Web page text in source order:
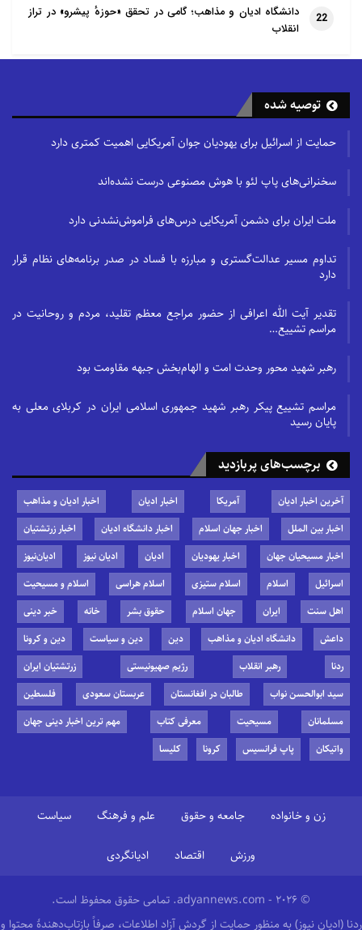
22
دانشگاه ادیان و مذاهب؛ گامی در تحقق «حوزهٔ پیشرو» در تراز
انقلاب
توصیه شده
حمایت از اسرائیل برای یهودیان جوان آمریکایی اهمیت کمتری دارد
سخنرانی‌های پاپ لئو با هوش مصنوعی درست نشده‌اند
ملت ایران برای دشمن آمریکایی درس‌های فراموش‌نشدنی دارد
تداوم مسیر عدالت‌گستری و مبارزه با فساد در صدر برنامه‌های نظام قرار
دارد
تقدیر آیت الله اعرافی از حضور مراجع معظم تقلید، مردم و روحانیت در
مراسم تشییع…
رهبر شهید محور وحدت امت و الهام‌بخش جبهه مقاومت بود
مراسم تشییع پیکر رهبر شهید جمهوری اسلامی ایران در کربلای معلی به
پایان رسید
برچسب‌های پربازدید
آخرین اخبار ادیان آمریکا اخبار ادیان
اخبار ادیان و مذاهب
اخبار بین الملل
اخبار جهان اسلام اخبار دانشگاه ادیان
اخبار زرتشتیان
اخبار مسیحیان جهان
اخبار یهودیان ادیان ادیان نیوز
ادیان‌نیوز
اسرائیل
اسلام اسلام ستیزی اسلام هراسی
اسلام و مسیحیت
اهل سنت
ایران جهان اسلام حقوق بشر خانه
خبر دینی
داعش
دانشگاه ادیان و مذاهب دین دین و سیاست
دین و کرونا
ردنا
رهبر انقلاب رژیم صهیونیستی
زرتشتیان ایران
سید ابوالحسن نواب
طالبان در افغانستان عربستان سعودی
فلسطین
مسلمانان
مسیحیت معرفی کتاب
مهم ترین اخبار دینی جهان
واتیکان
پاپ فرانسیس کرونا کلیسا
زن و خانواده جامعه و حقوق علم و فرهنگ سیاست
ورزش اقتصاد ادیانگردی
© 2026 - adyannews.com. تمامی حقوق محفوظ است.
ردنا (ادیان نیوز) به منظور حمایت از گردش آزاد اطلاعات، صرفاً بازتاب‌دهندهٔ محتوا و